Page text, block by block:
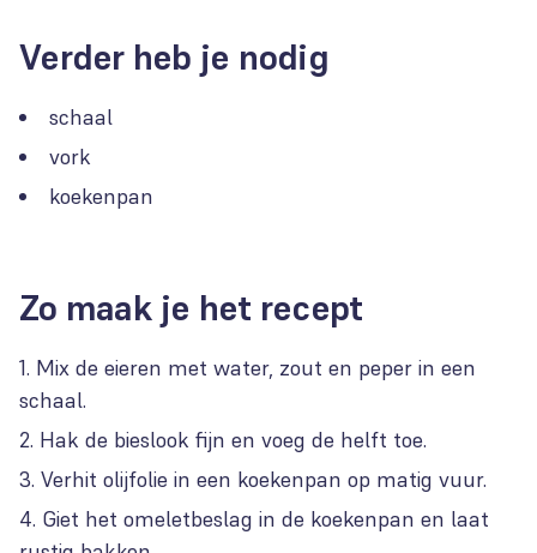
Verder heb je nodig
schaal
vork
koekenpan
Zo maak je het recept
Mix de eieren met water, zout en peper in een
schaal.
Hak de bieslook fijn en voeg de helft toe.
Verhit olijfolie in een koekenpan op matig vuur.
Giet het omeletbeslag in de koekenpan en laat